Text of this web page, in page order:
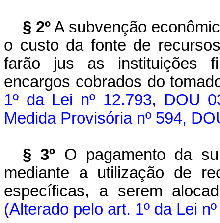
§ 2º A subvenção
o custo da fonte de
farão jus as instituições
encargos cobrados do
1º da Lei nº 12.793, DOU
Medida Provisória nº 594,
§ 3º O pagamento da
mediante a utilização de
específicas, a serem
(Alterado pelo art. 1º da Lei